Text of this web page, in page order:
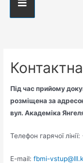
Під час прийому
розміщеназа
вул. Академіка
Телефон гарячої
E-mail:fbmi-